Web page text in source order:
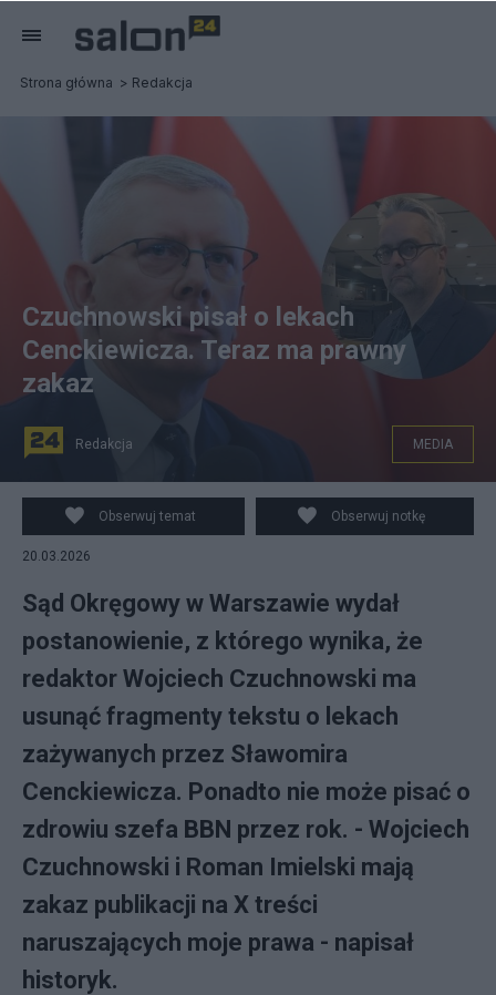
Strona główna Redakcja
Czuchnowski pisał o lekach
Cenckiewicza. Teraz ma prawny
zakaz
Redakcja MEDIA
Obserwuj temat Obserwuj notkę
20.03.2026
Sąd Okręgowy w Warszawie wydał
postanowienie, z którego wynika, że
redaktor Wojciech Czuchnowski ma
usunąć fragmenty tekstu o lekach
zażywanych przez Sławomira
Cenckiewicza. Ponadto nie może pisać o
zdrowiu szefa BBN przez rok. - Wojciech
Czuchnowski i Roman Imielski mają
zakaz publikacji na X treści
naruszających moje prawa - napisał
historyk.